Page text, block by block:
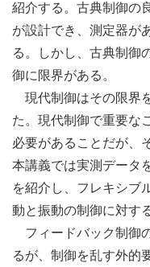
紹介する。古典制御の
が設計でき、測定器が
る。しかし、古典制御
御に限界がある。
現代制御はその限界
た。現代制御で重要な
必要があることだが、
本講義では実測データ
を紹介し、フレキシブ
動と振動の制御に対す
フィードバック制御
るが、制御を乱す外的